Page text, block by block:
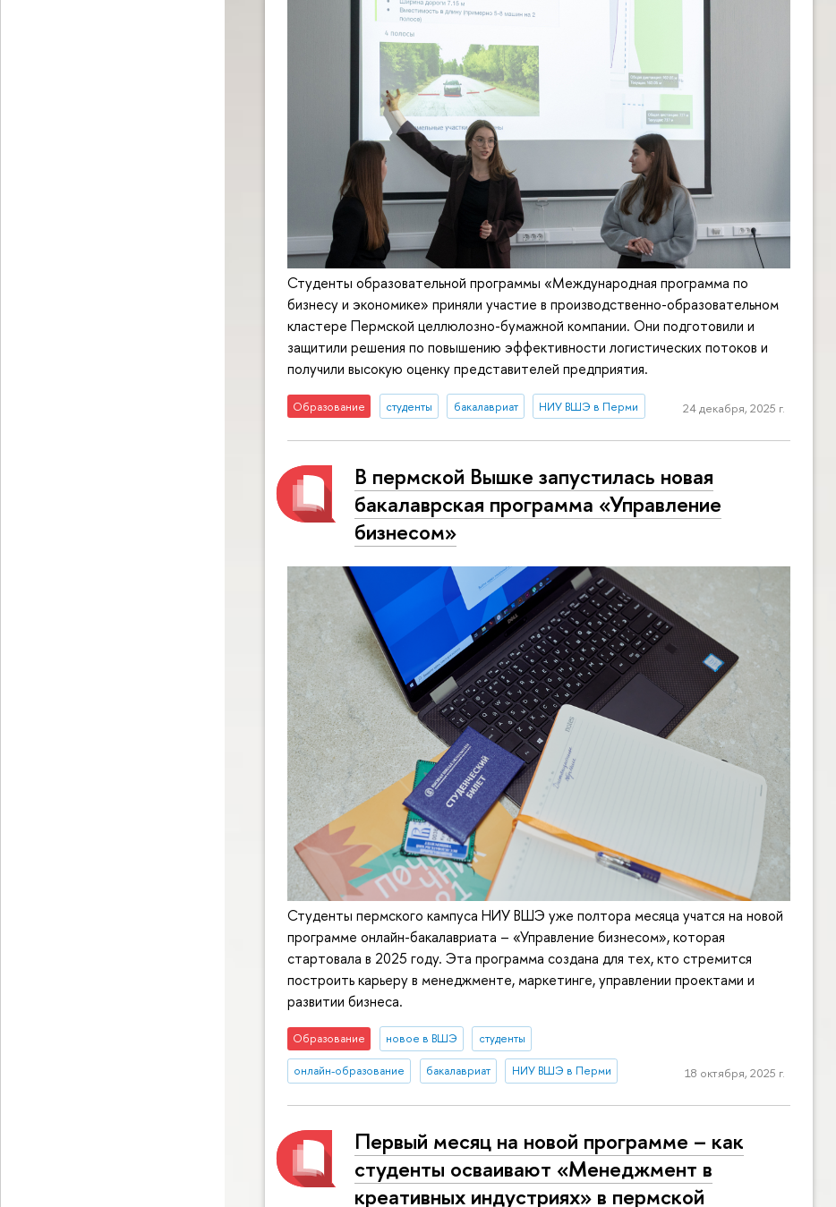
Студенты образовательной программы «Международная программа по
бизнесу и экономике» приняли участие в производственно-образовательном
кластере Пермской целлюлозно-бумажной компании. Они подготовили и
защитили решения по повышению эффективности логистических потоков и
получили высокую оценку представителей предприятия.
Образование студенты бакалавриат НИУ ВШЭ в Перми 24 декабря, 2025 г.
В пермской Вышке запустилась новая
бакалаврская программа «Управление
бизнесом»
Студенты пермского кампуса НИУ ВШЭ уже полтора месяца учатся на новой
программе онлайн-бакалавриата – «Управление бизнесом», которая
стартовала в 2025 году. Эта программа создана для тех, кто стремится
построить карьеру в менеджменте, маркетинге, управлении проектами и
развитии бизнеса.
Образование новое в ВШЭ студенты
онлайн-образование бакалавриат НИУ ВШЭ в Перми 18 октября, 2025 г.
Первый месяц на новой программе – как
студенты осваивают «Менеджмент в
креативных индустриях» в пермской